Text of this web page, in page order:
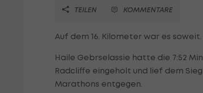
TEILEN
KOMMENTARE
Auf dem 16. Kilometer war es soweit.
Haile Gebrselassie hatte die 7:52
Radcliffe eingeholt und lief dem Sieg
Marathons entgegen.